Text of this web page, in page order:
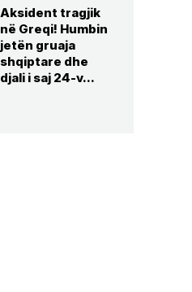
Aksident tragjik
në Greqi! Humbin
jetën gruaja
shqiptare dhe
djali i saj 24-v...